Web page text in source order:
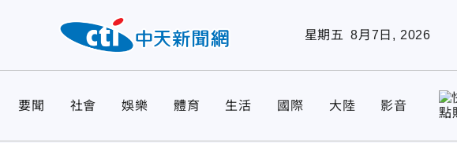
星期五 8月7日, 2026
要聞 社會 娛樂 體育 生活 國際 大陸 影音